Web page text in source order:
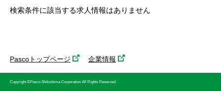
検索条件に該当する求人情報はありません
Pascoトップページ 企業情報
Copyright ©Pasco Shikishima Corporation All Rights Reserved.